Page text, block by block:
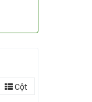
Cột